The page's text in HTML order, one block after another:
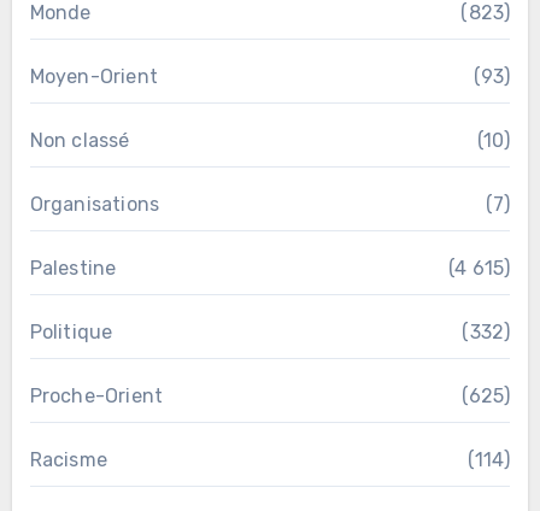
Monde (823)
Moyen-Orient (93)
Non classé (10)
Organisations (7)
Palestine (4 615)
Politique (332)
Proche-Orient (625)
Racisme (114)